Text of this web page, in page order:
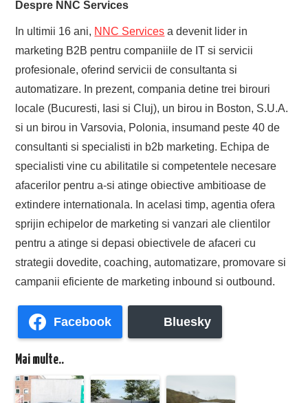
Despre NNC Services
In ultimii 16 ani, NNC Services a devenit lider in
marketing B2B pentru companiile de IT si servicii
profesionale, oferind servicii de consultanta si
automatizare. In prezent, compania detine trei birouri
locale (Bucuresti, Iasi si Cluj), un birou in Boston, S.U.A.
si un birou in Varsovia, Polonia, insumand peste 40 de
consultanti si specialisti in b2b marketing. Echipa de
specialisti vine cu abilitatile si competentele necesare
afacerilor pentru a-si atinge obiective ambitioase de
extindere internationala. In acelasi timp, agentia ofera
sprijin echipelor de marketing si vanzari ale clientilor
pentru a atinge si depasi obiectivele de afaceri cu
strategii dovedite, coaching, automatizare, promovare si
campanii eficiente de marketing inbound si outbound.
Facebook Bluesky
Mai multe..